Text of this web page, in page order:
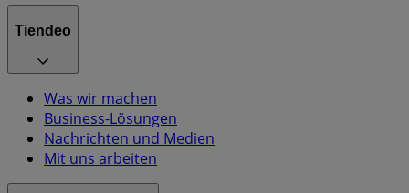
Tiendeo
Was wir machen
Business-Lösungen
Nachrichten und Medien
Mit uns arbeiten